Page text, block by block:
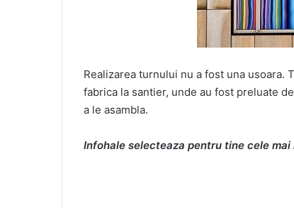
Realizarea turnului nu a fost una
fabrica la santier, unde au fost preluate
a le asambla.
Infohale selecteaza pentru tine cele